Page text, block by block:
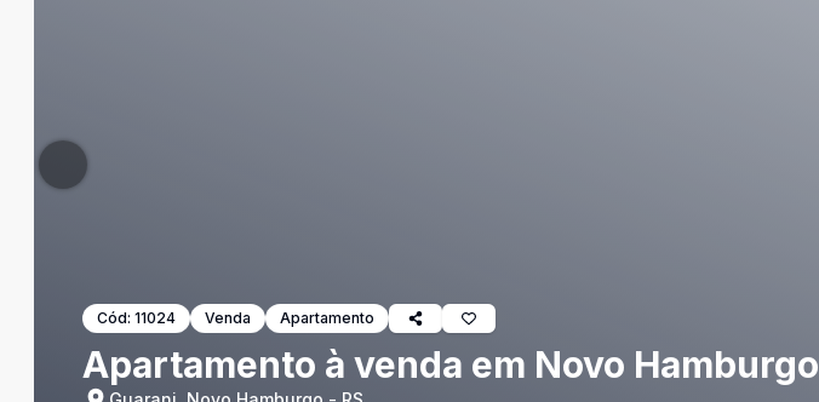
Cód: 11024 Venda Apartamento
Apartamento à venda em Novo Hamburgo